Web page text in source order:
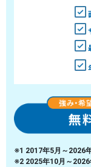
※1 2017年5月～2026
※2 2025年10月～2026